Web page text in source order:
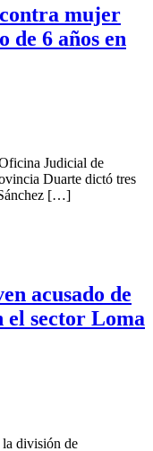
mujer
de 6 años en
Judicial de
Duarte dictó tres
[…]
acusado de
el sector Loma
la división de